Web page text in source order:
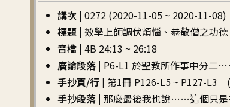
講次 | 0272 (2020-11-05 ~ 2020-11-08)
標題 | 效學上師調伏煩惱、恭敬僧之功德
音檔 | 4B 24:13 ~ 26:18
廣論段落 | P6-L1 於聖教所作事中分
手抄頁/行 | 第1冊 P126-L5 ~ P127-L3
手抄段落 | 那麼最後我也說……這個只是